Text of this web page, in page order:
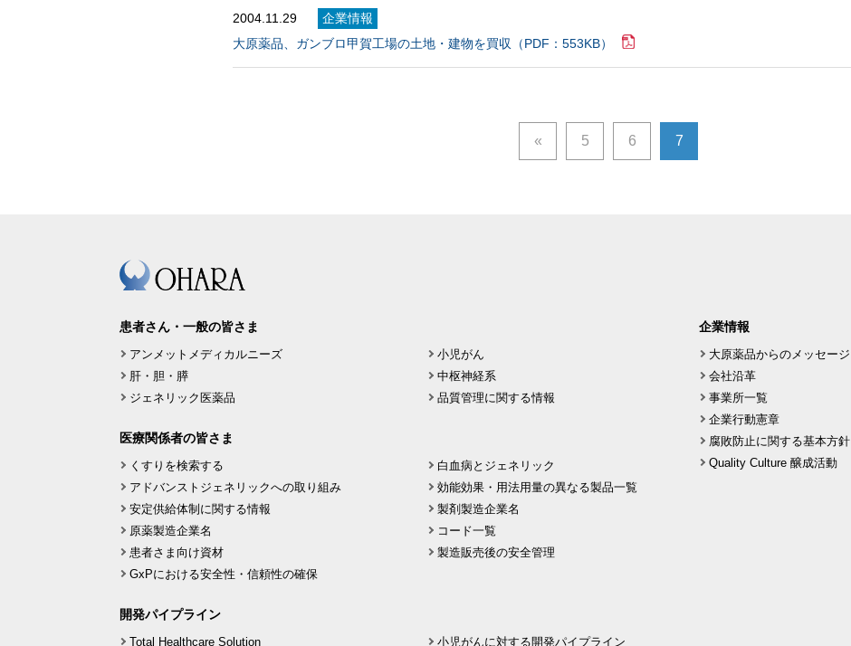
2004.11.29
企業情報
大原薬品、ガンブロ甲賀工場の土地・建物を買収（PDF：553KB）
« 5 6 7
患者さん・一般の皆さま
アンメットメディカルニーズ
小児がん
肝・胆・膵
中枢神経系
ジェネリック医薬品
品質管理に関する情報
医療関係者の皆さま
くすりを検索する
白血病とジェネリック
アドバンストジェネリックへの取り組み
効能効果・用法用量の異なる製品一覧
安定供給体制に関する情報
製剤製造企業名
原薬製造企業名
コード一覧
患者さま向け資材
製造販売後の安全管理
GxPにおける安全性・信頼性の確保
開発パイプライン
Total Healthcare Solution 小児がんに対する開発パイプライン
企業情報
大原薬品からのメッセージ
会社沿革
事業所一覧
企業行動憲章
腐敗防止に関する基本方針
Quality Culture 醸成活動